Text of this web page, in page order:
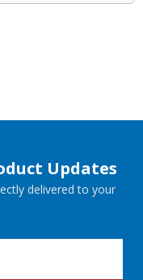
Updates
delivered to your